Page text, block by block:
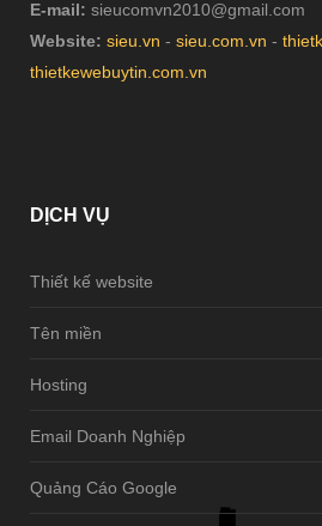
E-mail: sieucomvn2010@gmail.com
Website: sieu.vn - sieu.com.vn -
thietkewebuytin.com.vn
DỊCH VỤ
Thiết kế website
Tên miền
Hosting
Email Doanh Nghiệp
Quảng Cáo Google